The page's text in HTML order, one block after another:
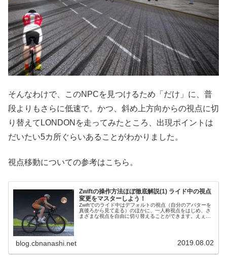
そんなわけで、このNPCを見つけるため「だけ」に、普
段よりもさらに低速で。かつ、斜め上方向からの視点に切
り替えてLONDONを走ってみたところ、出現ポイントは
だいたい5カ所ぐらいあることがわかりました。
視点移動についての参考はこちら。
Zwiftの操作方法ほぼ徹底解説(1) ライド中の視点
変更をマスターしよう！
Zwiftでのライド中はデフォルトの視点（自分のアバターを
真後ろから見て走る）のほかに、一人称視点をはじめ、さ
まざまな視点を自由に切り替えることができます。えぇ
blog.cbnanashi.net 2019.08.02